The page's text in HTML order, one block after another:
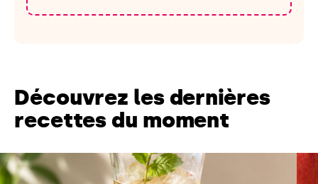
Découvrez les dernières
recettes du moment